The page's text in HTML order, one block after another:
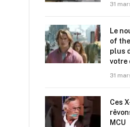
31
Le
of
plus
votre
31
Ces
MCU